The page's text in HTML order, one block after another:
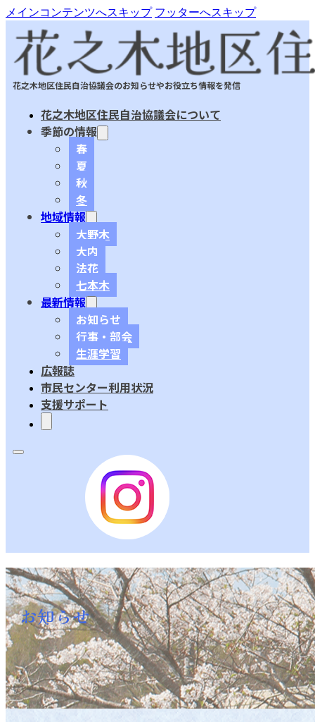
メインコンテンツへスキップ フッターへスキップ
花之木地区住民自治協議会のお知らせやお役立ち情報を発信
花之木地区住民自治協議会について
季節の情報
春
夏
秋
冬
地域情報
大野木
大内
法花
七本木
最新情報
お知らせ
行事・部会
生涯学習
広報誌
市民センター利用状況
支援サポート
お知らせ